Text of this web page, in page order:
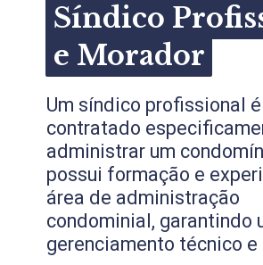
Um síndico profissional
contratado
administrar um
possui formação e
área de administração
condominial, garantindo
gerenciamento técnico
Síndico
e Morador
Síndico
e Morador